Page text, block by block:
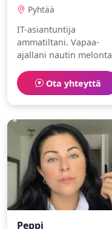
Pyhtää
IT-asiantuntija
ammatiltani. Vapaa-
ajallani nautin melonta
romanttinen ja
luotettava. Etsinnässä
sielunkumppani.
Ota yhteyttä
Peppi